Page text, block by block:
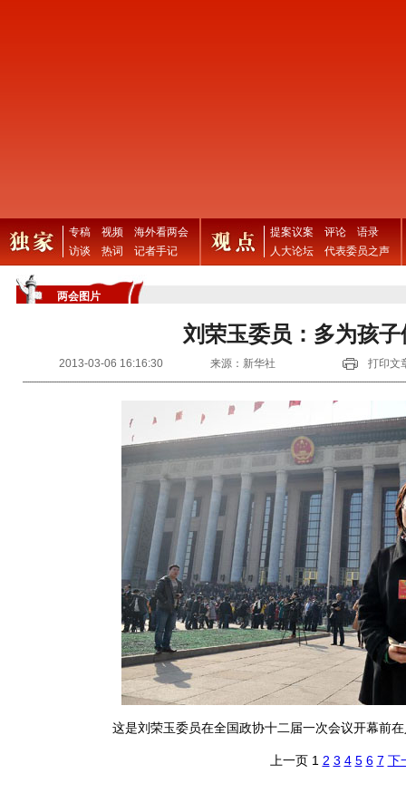
专稿 视频
海外看两会
访谈
热词 记者手记
提案议案 评论
语录
人大论坛
代表委员之声
两会图片
刘荣玉委员：多为孩
2013-03-06 16:16:30 来源：新华社 打印文
这是刘荣玉委员在全国政协十二届一次会议开幕前
上一页 1 2 3 4 5 6 7 下